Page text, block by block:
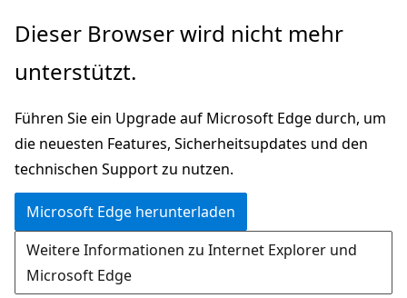
Zu
wechseln
Dieser Browser wird nicht mehr
unterstützt.
Führen Sie ein Upgrade auf Microsoft Edge durch, um
die neuesten Features, Sicherheitsupdates und den
technischen Support zu nutzen.
Microsoft Edge herunterladen
Weitere Informationen zu Internet Explorer und
Microsoft Edge